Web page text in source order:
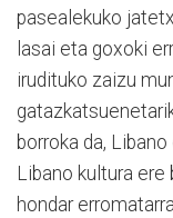
pasealekuko
lasai eta goxoki
irudituko zaizu
borroka da,
Libano kultura ere
hondar